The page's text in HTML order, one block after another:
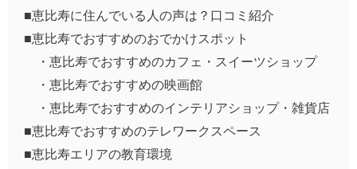
■恵比寿に住んでいる人の声は？口コミ紹介
■恵比寿でおすすめのおでかけスポット
・恵比寿でおすすめのカフェ・スイーツショップ
・恵比寿でおすすめの映画館
・恵比寿でおすすめのインテリアショップ・雑貨店
■恵比寿でおすすめのテレワークスペース
■恵比寿エリアの教育環境